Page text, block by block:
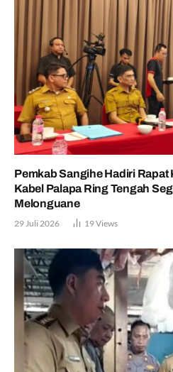
Pemkab Sangihe Hadiri
Kabel Palapa Ring Tengah
Melonguane
29 Juli 2026 19Views